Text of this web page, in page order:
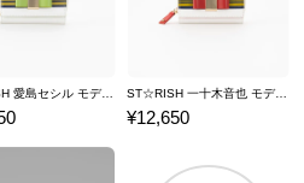
ST☆RISH 愛島セシル モデル 三つ折り財布 劇場版 うたの☆プリンスさまっ♪ マジLOVEスターリッシュツアーズ ST☆RISH 一十木音也 モデル 三つ折り財布 劇場版 うたの☆プリンスさまっ♪ マジLOVEスターリッシュツアーズ
¥12,650